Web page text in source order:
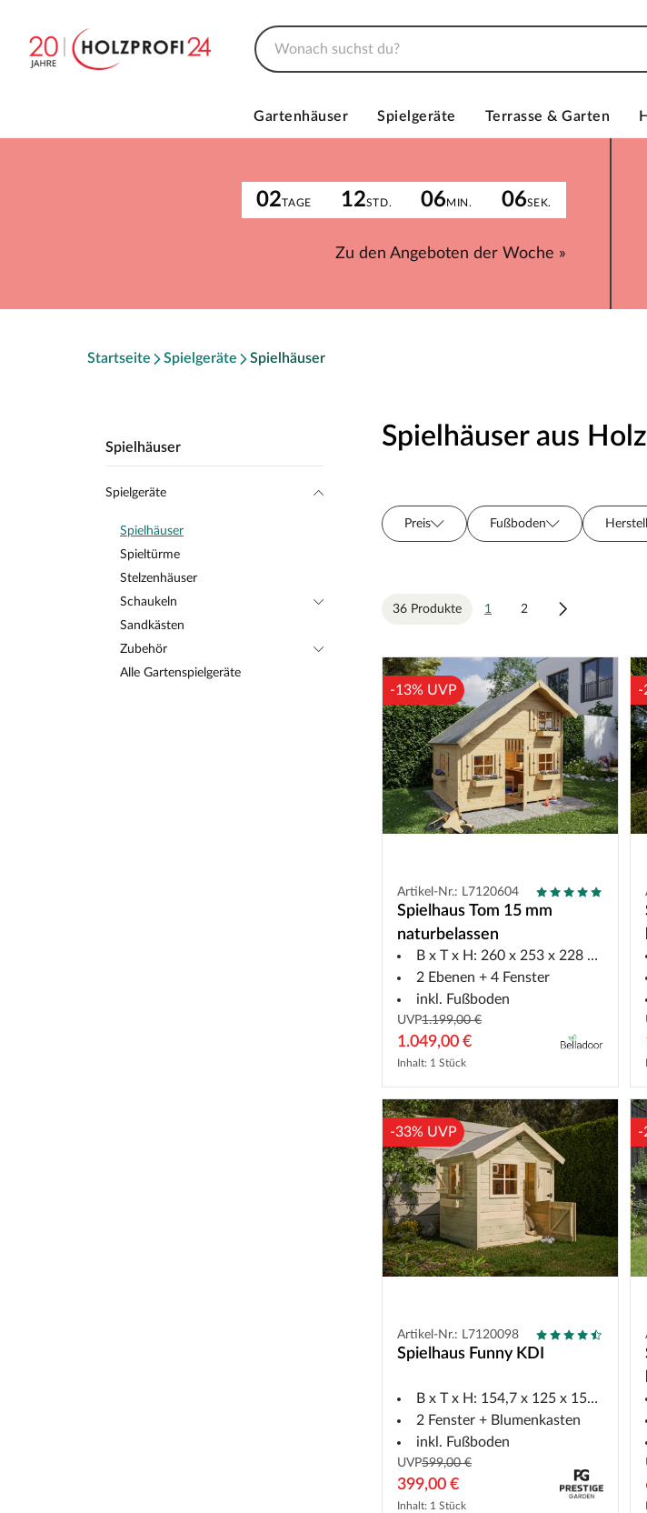
Gartenhäuser Spielgeräte Terrasse & Garten
02TAGE 12STD. 06MIN. 06SEK.
Zu den Angeboten der Woche »
Startseite Spielgeräte Spielhäuser
Spielhäuser
Spielgeräte
Spielhäuser
Spieltürme
Stelzenhäuser
Schaukeln
Sandkästen
Zubehör
Alle Gartenspielgeräte
Spielhäuser aus
Preis Fußboden
36 Produkte 1 2
-13% UVP
Artikel-Nr.: L7120604
Spielhaus Tom 15 mm
naturbelassen
B x T x H: 260 x 253 x 228 cm
2 Ebenen + 4 Fenster
inkl. Fußboden
UVP1.199,00 €
1.049,00 €
Inhalt: 1 Stück
-
-33% UVP
Artikel-Nr.: L7120098
Spielhaus Funny KDI
B x T x H: 154,7 x 125 x 158,1 cm
2 Fenster + Blumenkasten
inkl. Fußboden
UVP599,00 €
399,00 €
Inhalt: 1 Stück
-